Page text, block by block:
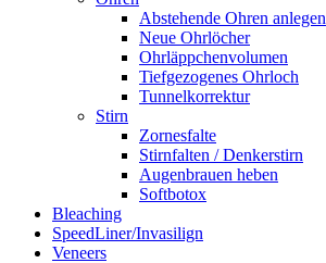
Abstehende Ohren anlegen
Neue Ohrlöcher
Ohrläppchenvolumen
Tiefgezogenes Ohrloch
Tunnelkorrektur
Stirn
Zornesfalte
Stirnfalten / Denkerstirn
Augenbrauen heben
Softbotox
Bleaching
SpeedLiner/Invasilign
Veneers